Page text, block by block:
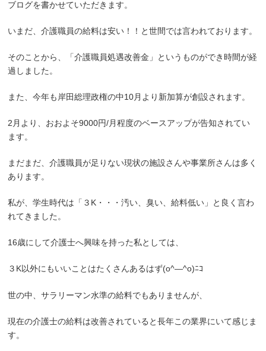
ブログを書かせていただきます。
いまだ、介護職員の給料は安い！！と世間では言われております。
そのことから、「介護職員処遇改善金」というものができ時間が経
過しました。
また、今年も岸田総理政権の中10月より新加算が創設されます。
2月より、おおよそ9000円/月程度のベースアップが告知されてい
ます。
まだまだ、介護職員が足りない現状の施設さんや事業所さんは多く
あります。
私が、学生時代は「３K・・・汚い、臭い、給料低い」と良く言わ
れてきました。
16歳にして介護士へ興味を持った私としては、
３K以外にもいいことはたくさんあるはず(o^―^o)ﾆｺ
世の中、サラリーマン水準の給料でもありませんが、
現在の介護士の給料は改善されていると長年この業界にいて感じま
す。